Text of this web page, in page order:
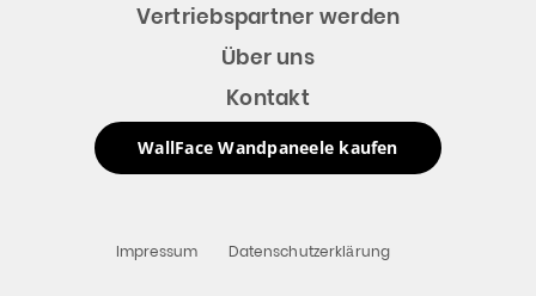
Vertriebspartner werden
Über uns
Kontakt
WallFace Wandpaneele kaufen
Impressum Datenschutzerklärung